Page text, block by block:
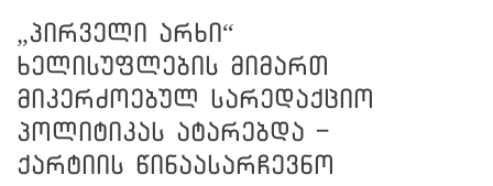
„პირველი არხი“
ხელისუფლების მიმართ
მიკერძოებულ სარედაქციო
პოლიტიკას ატარებდა -
ქარტიის წინაასარჩევნო